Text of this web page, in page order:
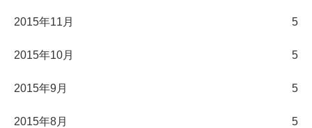
2015年11月 5
2015年10月 5
2015年9月 5
2015年8月 5